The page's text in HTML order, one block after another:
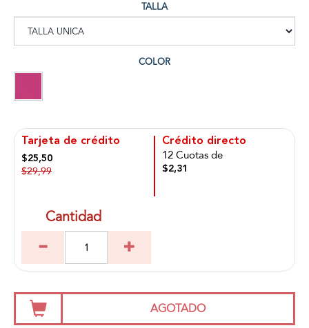
TALLA
COLOR
Tarjeta de crédito
$25,50
$29,99
Crédito directo
12 Cuotas de
$2,31
Cantidad
AGOTADO